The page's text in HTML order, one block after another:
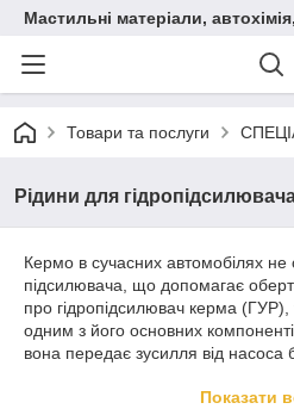
Мастильні матеріали,
Товари та послуги
Рідини для
Кермо в сучасних автомобілях не
підсилювача, що допомагає
про гідропідсилювач керма (ГУР),
одним з його основних
вона передає зусилля від насоса
рідина потрібна для змащення
Показати